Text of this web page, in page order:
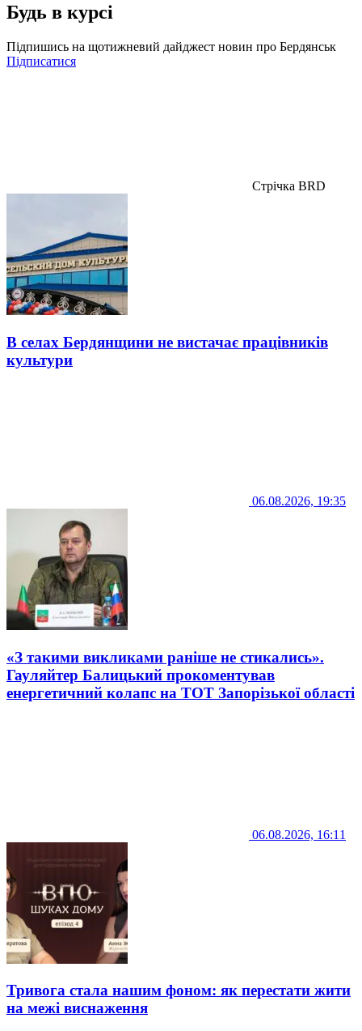
Будь в курсі
Підпишись на щотижневий дайджест новин про Бердянськ
Підписатися
Стрічка BRD
В селах Бердянщини не вистачає працівників
культури
06.08.2026, 19:35
«З такими викликами раніше не стикались».
Гауляйтер Балицький прокоментував
енергетичний колапс на ТОТ Запорізької області
06.08.2026, 16:11
Тривога стала нашим фоном: як перестати жити
на межі виснаження